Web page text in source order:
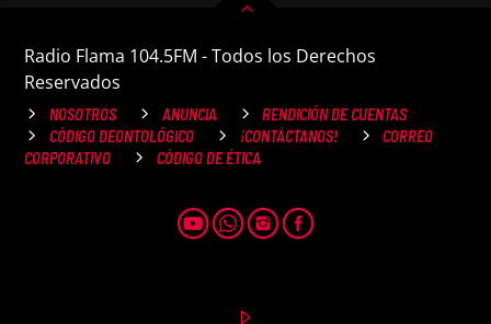
Radio Flama 104.5FM - Todos los Derechos
Reservados
NOSOTROS ANUNCIA
RENDICIÓN DE CUENTAS
CÓDIGO DEONTOLÓGICO
¡CONTÁCTANOS!
CORREO
CORPORATIVO
CÓDIGO DE ÉTICA